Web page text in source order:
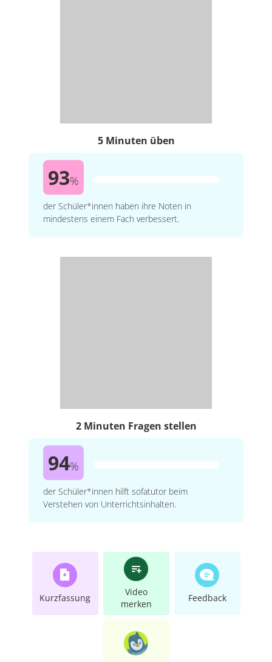
5 Minuten üben
93%
der Schüler*innen haben ihre Noten in
mindestens einem Fach verbessert.
2 Minuten Fragen stellen
94%
der Schüler*innen hilft sofatutor beim
Verstehen von Unterrichtsinhalten.
Kurzfassung
Video
merken
Feedback